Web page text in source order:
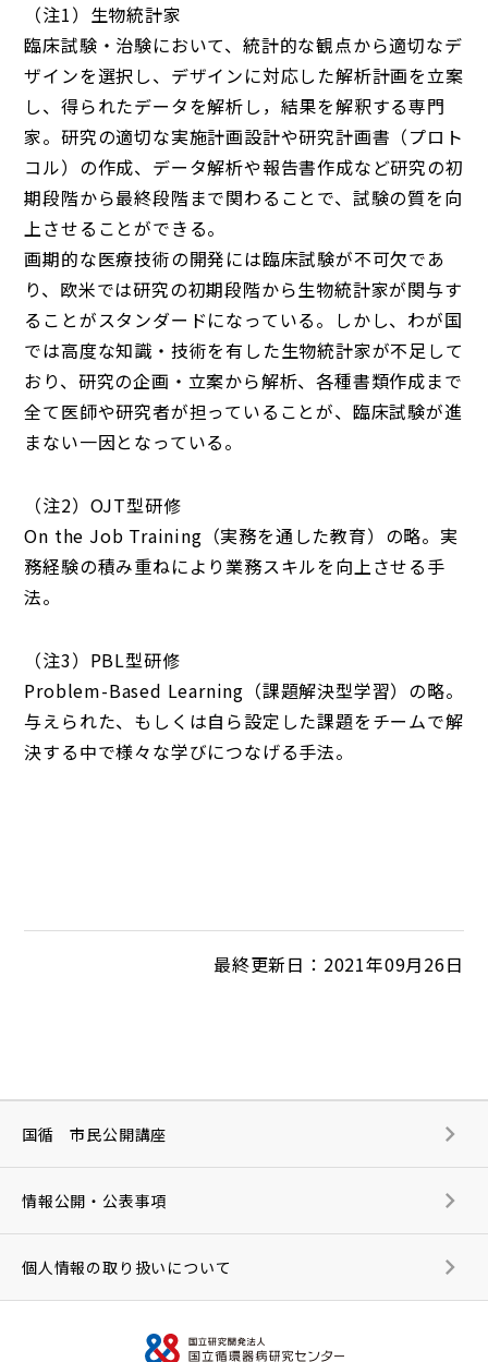
（注1）生物統計家
臨床試験・治験において、統計的な観点から適切なデ
ザインを選択し、デザインに対応した解析計画を立案
し、得られたデータを解析し，結果を解釈する専門
家。研究の適切な実施計画設計や研究計画書（プロト
コル）の作成、データ解析や報告書作成など研究の初
期段階から最終段階まで関わることで、試験の質を向
上させることができる。
画期的な医療技術の開発には臨床試験が不可欠であ
り、欧米では研究の初期段階から生物統計家が関与す
ることがスタンダードになっている。しかし、わが国
では高度な知識・技術を有した生物統計家が不足して
おり、研究の企画・立案から解析、各種書類作成まで
全て医師や研究者が担っていることが、臨床試験が進
まない一因となっている。
（注2）OJT型研修
On the Job Training（実務を通した教育）の略。実
務経験の積み重ねにより業務スキルを向上させる手
法。
（注3）PBL型研修
Problem-Based Learning（課題解決型学習）の略。
与えられた、もしくは自ら設定した課題をチームで解
決する中で様々な学びにつなげる手法。
最終更新日：2021年09月26日
国循 市民公開講座
情報公開・公表事項
個人情報の取り扱いについて